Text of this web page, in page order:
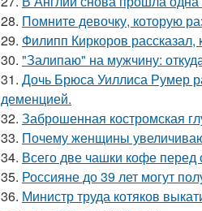
28. Помните девочку, которую
29. Филипп Киркоров рассказал,
30. "Залипаю" на мужчину:
31. Дочь Брюса Уиллиса Румер
деменцией.
32. Заброшенная костромская
33. Почему женщины
34. Всего две чашки кофе перед
35. Россияне до 39 лет могут
36. Министр труда котяков